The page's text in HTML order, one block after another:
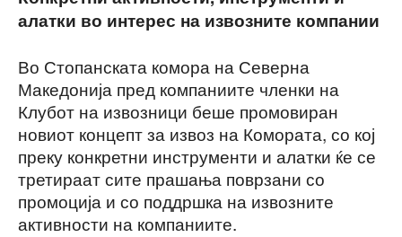
алатки во интерес на извозните компании
Во Стопанската комора на Северна
Македонија пред компаниите членки на
Клубот на извозници беше промовиран
новиот концепт за извоз на Комората, со кој
преку конкретни инструменти и алатки ќе се
третираат сите прашања поврзани со
промоција и со поддршка на извозните
активности на компаниите.